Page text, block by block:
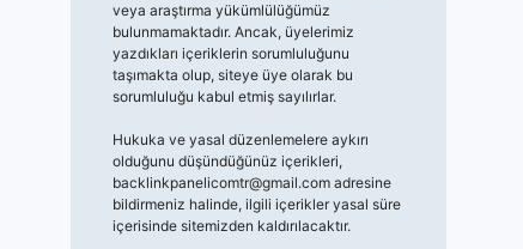
veya araştırma yükümlülüğümüz
bulunmamaktadır. Ancak, üyelerimiz
yazdıkları içeriklerin sorumluluğunu
taşımakta olup, siteye üye olarak bu
sorumluluğu kabul etmiş sayılırlar.
Hukuka ve yasal düzenlemelere aykırı
olduğunu düşündüğünüz içerikleri,
backlinkpanelicomtr@gmail.comadresine
bildirmeniz halinde, ilgili içerikler yasal süre
içerisinde sitemizden kaldırılacaktır.